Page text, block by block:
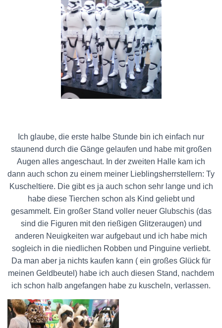
Ich glaube, die erste halbe Stunde bin ich einfach nur
staunend durch die Gänge gelaufen und habe mit großen
Augen alles angeschaut. In der zweiten Halle kam ich
dann auch schon zu einem meiner Lieblingsherrstellern: Ty
Kuscheltiere. Die gibt es ja auch schon sehr lange und ich
habe diese Tierchen schon als Kind geliebt und
gesammelt. Ein großer Stand voller neuer Glubschis (das
sind die Figuren mit den rießigen Glitzeraugen) und
anderen Neuigkeiten war aufgebaut und ich habe mich
sogleich in die niedlichen Robben und Pinguine verliebt.
Da man aber ja nichts kaufen kann ( ein großes Glück für
meinen Geldbeutel) habe ich auch diesen Stand, nachdem
ich schon halb angefangen habe zu kuscheln, verlassen.